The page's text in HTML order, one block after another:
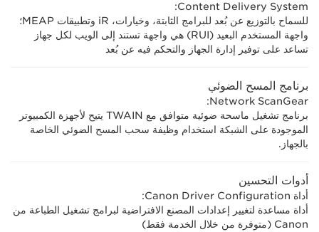
Content Delivery System:
للسماح بالتوزيع عن بُعد للبرامج الثابتة، وخيارات، iR وتطبيقات MEAP؛
واجهة المستخدم البعيد (RUI) هي واجهة تستند إلى الويب لكل جهاز
تساعد على توفير إدارة الجهاز والتحكم فيه عن بُعد
برنامج المسح الضوئي
Network ScanGear:
برنامج تشغيل ماسحة ضوئية متوافق مع TWAIN يتيح لأجهزة الكمبيوتر
الموجودة على الشبكة استخدام وظيفة سحب المسح الضوئي الخاصة
بالجهاز.
أدوات التحسين
أداة Canon Driver Configuration:
أداة مساعدة لتغيير إعدادات المصنع الافتراضية لبرامج تشغيل الطباعة من
Canon (متوفرة من خلال الخدمة فقط)